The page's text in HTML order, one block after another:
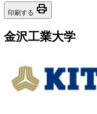
印刷する print
金沢工業大学